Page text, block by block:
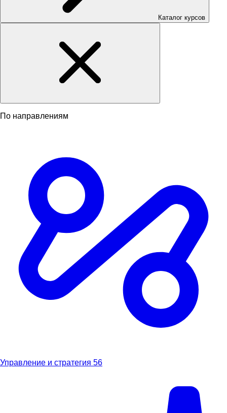
Каталог курсов
По направлениям
Управление и стратегия 56